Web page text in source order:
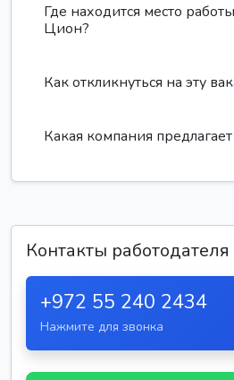
Где находится место
Цион?
Как откликнуться на эту
Какая компания
Контакты работодателя
+972 55 240 2434
Нажмите для звонка